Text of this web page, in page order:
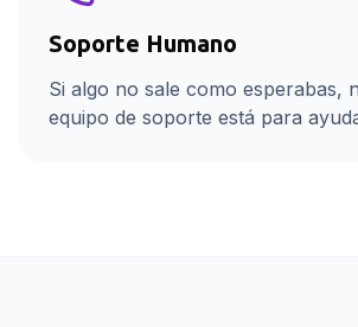
Soporte Humano
Si algo no sale como esperabas,
equipo de soporte está para